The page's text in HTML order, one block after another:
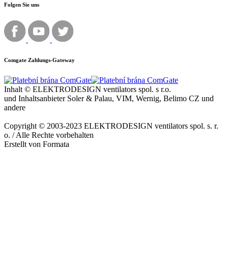
Folgen Sie uns
Comgate Zahlungs-Gateway
Inhalt © ELEKTRODESIGN ventilators spol. s r.o.
und Inhaltsanbieter Soler & Palau, VIM, Wernig, Belimo CZ und
andere
Copyright © 2003-2023 ELEKTRODESIGN ventilators spol. s. r.
o. / Alle Rechte vorbehalten
Erstellt von Formata